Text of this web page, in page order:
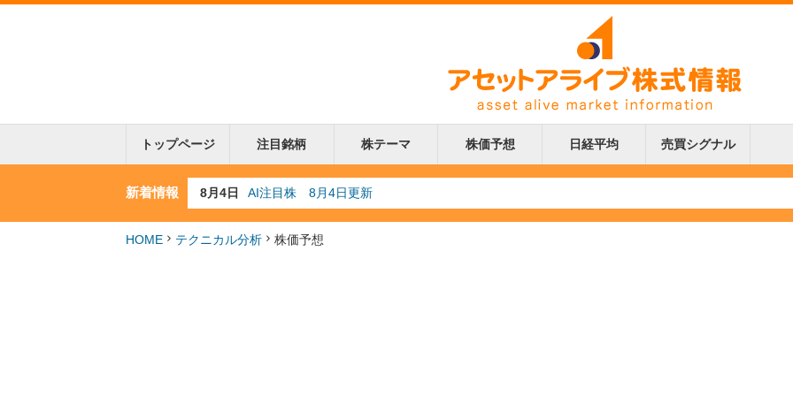
トップページ 注目銘柄 株テーマ 株価予想 日経平均 売買シグナル
新着情報 8月3日
人気業種注目株 8月3日更新
8月2日
金融注目株 8月2日更新
7月10日
半導体注目株 7月10日更新
HOME テクニカル分析 株価予想